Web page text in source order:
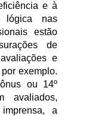
e à
lógica nas
estão
de
e
exemplo.
ou 14º
avaliados,
a